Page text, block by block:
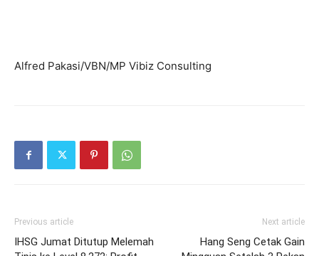
Alfred Pakasi/VBN/MP Vibiz Consulting
Previous article
IHSG Jumat Ditutup Melemah
Next article
Hang Seng Cetak Gain